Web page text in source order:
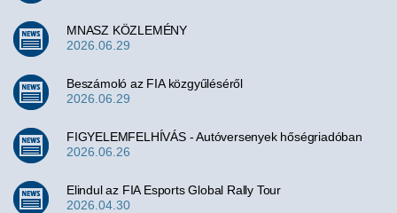
MNASZ KÖZLEMÉNY
2026.06.29
Beszámoló az FIA közgyűléséről
2026.06.29
FIGYELEMFELHÍVÁS - Autóversenyek hőségriadóban
2026.06.26
Elindul az FIA Esports Global Rally Tour
2026.04.30